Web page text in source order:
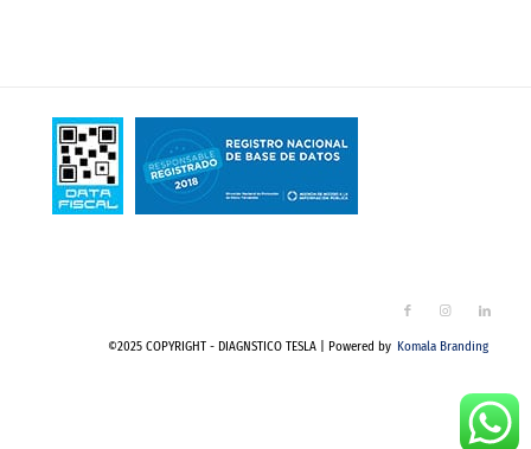
©2025 COPYRIGHT - DIAGNSTICO TESLA | Powered by Komala Branding